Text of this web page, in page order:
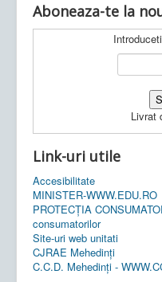
Aboneaza-te la
Livrat
Link-uri utile
Accesibilitate
MINISTER-WWW.EDU.RO
PROTECȚIA
consumatorilor
Site-uri web unitati
CJRAE Mehedinți
C.C.D. Mehedinţi -